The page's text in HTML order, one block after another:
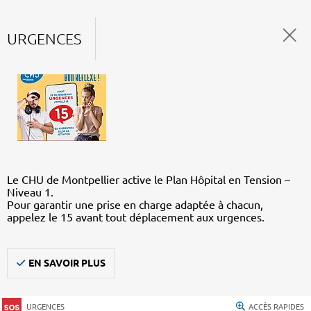
URGENCES
Le CHU de Montpellier active le Plan Hôpital en Tension –
Niveau 1.
Pour garantir une prise en charge adaptée à chacun,
appelez le 15 avant tout déplacement aux urgences.
EN SAVOIR PLUS
URGENCES ACCÈS RAPIDES